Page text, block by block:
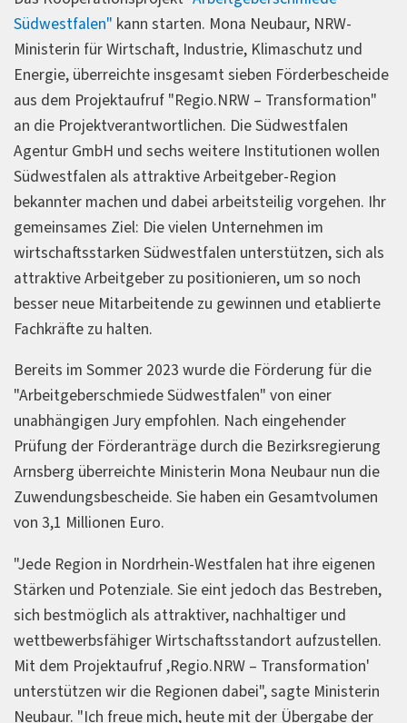
Südwestfalen" kann starten. Mona Neubaur, NRW-
Ministerin für Wirtschaft, Industrie, Klimaschutz und
Energie, überreichte insgesamt sieben Förderbescheide
aus dem Projektaufruf "Regio.NRW – Transformation"
an die Projektverantwortlichen. Die Südwestfalen
Agentur GmbH und sechs weitere Institutionen wollen
Südwestfalen als attraktive Arbeitgeber-Region
bekannter machen und dabei arbeitsteilig vorgehen. Ihr
gemeinsames Ziel: Die vielen Unternehmen im
wirtschaftsstarken Südwestfalen unterstützen, sich als
attraktive Arbeitgeber zu positionieren, um so noch
besser neue Mitarbeitende zu gewinnen und etablierte
Fachkräfte zu halten.
Bereits im Sommer 2023 wurde die Förderung für die
"Arbeitgeberschmiede Südwestfalen" von einer
unabhängigen Jury empfohlen. Nach eingehender
Prüfung der Förderanträge durch die Bezirksregierung
Arnsberg überreichte Ministerin Mona Neubaur nun die
Zuwendungsbescheide. Sie haben ein Gesamtvolumen
von 3,1 Millionen Euro.
"Jede Region in Nordrhein-Westfalen hat ihre eigenen
Stärken und Potenziale. Sie eint jedoch das Bestreben,
sich bestmöglich als attraktiver, nachhaltiger und
wettbewerbsfähiger Wirtschaftsstandort aufzustellen.
Mit dem Projektaufruf ,Regio.NRW – Transformation'
unterstützen wir die Regionen dabei", sagte Ministerin
Neubaur. "Ich freue mich, heute mit der Übergabe der